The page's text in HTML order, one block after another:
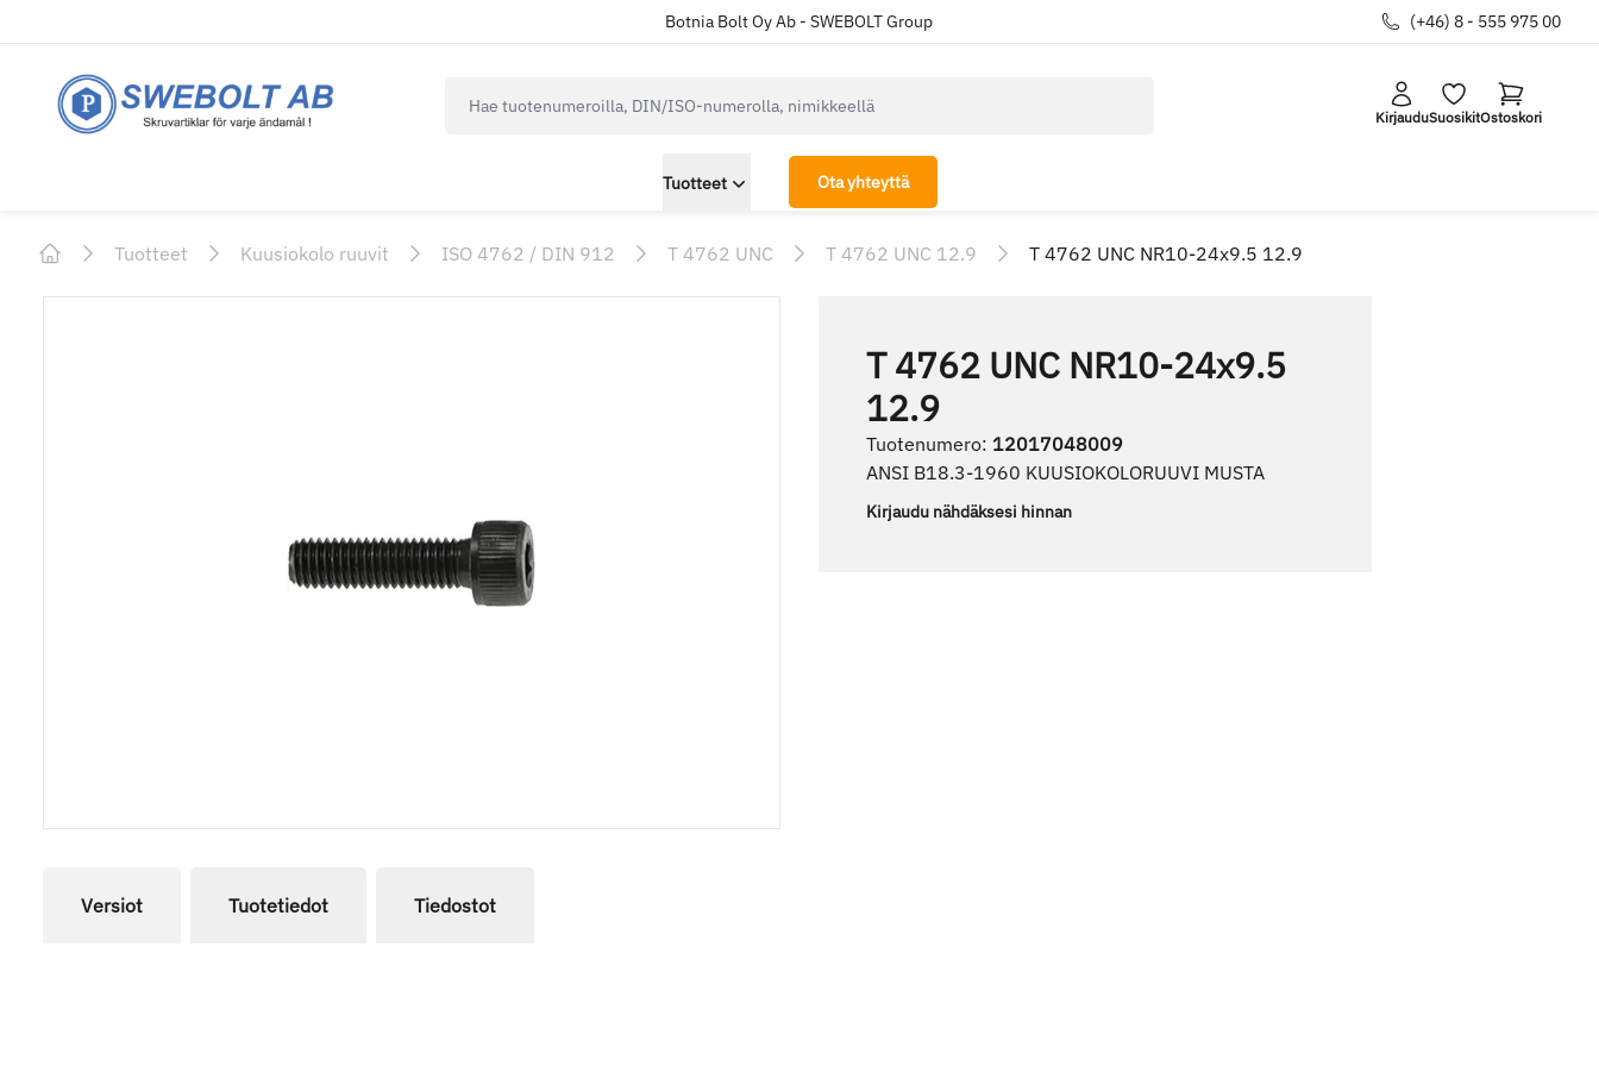
Botnia Bolt Oy Ab - SWEBOLT Group (+46) 8 - 555 975 00
KirjauduSuosikitOstoskori
Tuotteet Ota yhteyttä
Tuotteet Kuusiokolo ruuvit ISO 4762 / DIN 912 T 4762 UNC T 4762 UNC 12.9 T 4762 UNC NR10-24x9.5 12.9
T 4762 UNC NR10-24x9.5
12.9
Tuotenumero: 12017048009
ANSI B18.3-1960 KUUSIOKOLORUUVI MUSTA
Kirjaudu nähdäksesi hinnan
Versiot Tuotetiedot Tiedostot